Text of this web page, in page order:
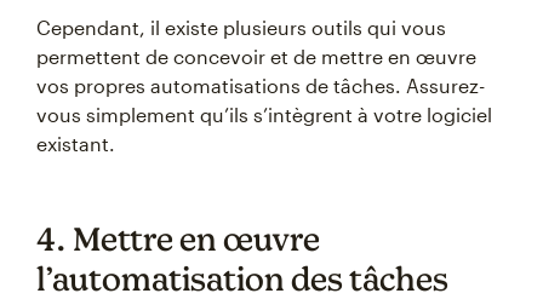
Cependant, il existe plusieurs outils qui vous
permettent de concevoir et de mettre en œuvre
vos propres automatisations de tâches. Assurez-
vous simplement qu’ils s’intègrent à votre logiciel
existant.
4. Mettre en œuvre
l’automatisation des tâches